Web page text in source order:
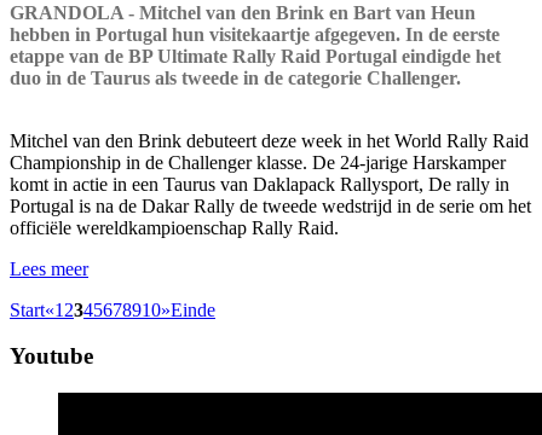
GRANDOLA - Mitchel van den Brink en Bart van Heun
hebben in Portugal hun visitekaartje afgegeven. In de eerste
etappe van de BP Ultimate Rally Raid Portugal eindigde het
duo in de Taurus als tweede in de categorie Challenger.
Mitchel van den Brink debuteert deze week in het World Rally Raid
Championship in de Challenger klasse. De 24-jarige Harskamper
komt in actie in een Taurus van Daklapack Rallysport, De rally in
Portugal is na de Dakar Rally de tweede wedstrijd in de serie om het
officiële wereldkampioenschap Rally Raid.
Lees meer
Start«1 2345678910»Einde
Youtube